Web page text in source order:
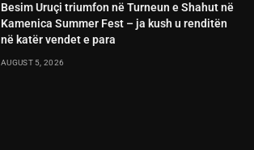
Besim Uruçi triumfon në Turneun e Shahut në
Kamenica Summer Fest – ja kush u renditën
në katër vendet e para
AUGUST 5, 2026